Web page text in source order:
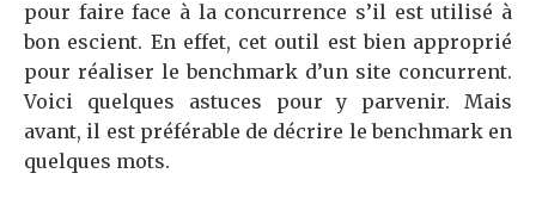
pour faire face à la concurrence s’il est utilisé à
bon escient. En effet, cet outil est bien approprié
pour réaliser le benchmark d’un site concurrent.
Voici quelques astuces pour y parvenir. Mais
avant, il est préférable de décrire le benchmark en
quelques mots.